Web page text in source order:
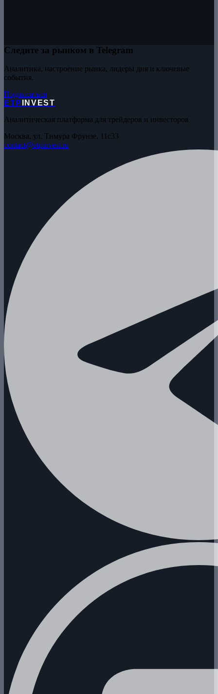
Следите за рынком в Telegram
Аналитика, настроение рынка, лидеры дня и ключевые
события.
Подписаться
ETP
INVEST
Аналитическая платформа для трейдеров и инвесторов
Москва, ул. Тимура Фрунзе, 11с33
contact@etpinvest.ru